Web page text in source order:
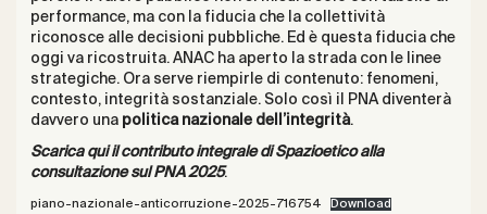
performance, ma con la fiducia che la collettività
riconosce alle decisioni pubbliche. Ed è questa fiducia che
oggi va ricostruita. ANAC ha aperto la strada con le linee
strategiche. Ora serve riempirle di contenuto: fenomeni,
contesto, integrità sostanziale. Solo così il PNA diventerà
davvero una politica nazionale dell’integrità.
Scarica qui il contributo integrale di Spazioetico alla
consultazione sul PNA 2025.
piano-nazionale-anticorruzione-2025-716754 Download